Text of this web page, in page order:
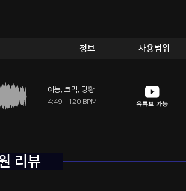
정보 사용범위
예능,코믹, 당황
4:49
120 BPM 유튜브 가능
리뷰